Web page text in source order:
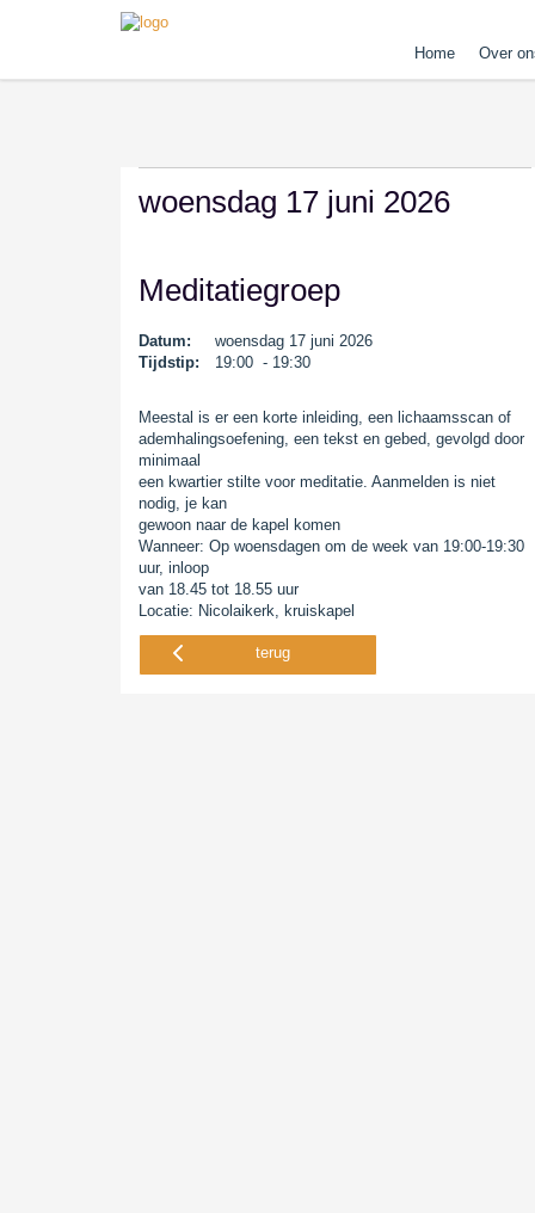
Home Over
woensdag 17 juni 2026
Meditatiegroep
Datum:
woensdag 17 juni 2026
Tijdstip:
19:00 - 19:30
Meestal is er een korte inleiding, een lichaamsscan of
ademhalingsoefening, een tekst en gebed, gevolgd door
minimaal
een kwartier stilte voor meditatie. Aanmelden is niet
nodig, je kan
gewoon naar de kapel komen
Wanneer: Op woensdagen om de week van 19:00-19:30
uur, inloop
van 18.45 tot 18.55 uur
Locatie: Nicolaikerk, kruiskapel
terug